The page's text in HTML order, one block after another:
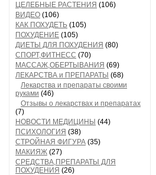
ЦЕЛЕБНЫЕ РАСТЕНИЯ (106)
ВИДЕО (106)
КАК ПОХУДЕТЬ (105)
ПОХУДЕНИЕ (105)
ДИЕТЫ ДЛЯ ПОХУДЕНИЯ (80)
СПОРТ,ФИТНЕСС (70)
МАССАЖ,ОБЕРТЫВАНИЯ (69)
ЛЕКАРСТВА и ПРЕПАРАТЫ (68)
Лекарства и препараты своими
руками (46)
Отзывы о лекарствах и препаратах
(7)
НОВОСТИ МЕДИЦИНЫ (44)
ПСИХОЛОГИЯ (38)
СТРОЙНАЯ ФИГУРА (35)
МАКИЯЖ (27)
СРЕДСТВА,ПРЕПАРАТЫ ДЛЯ
ПОХУДЕНИЯ (26)